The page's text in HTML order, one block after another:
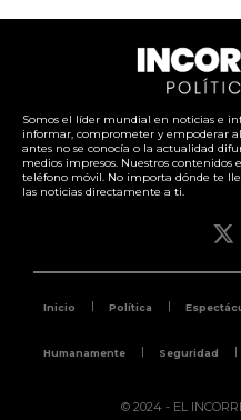
Somos el líder mundial en noticias e
informar, comprometer y empoderar
antes no se conocía o la actualidad
medios impresos. Nuestros contenidos
teléfono móvil. No importa dónde te
las noticias directamente a ti.
Inicio Política
Humanamente Seguridad
© 2024 - EL